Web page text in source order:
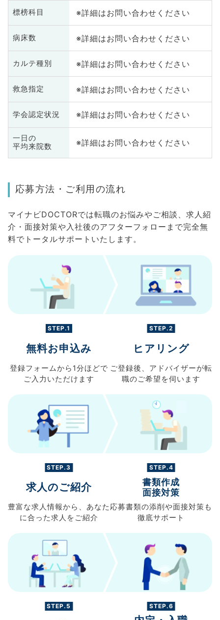
標榜科目 ※詳細はお問い合わせください
病床数 ※詳細はお問い合わせください
カルテ種別 ※詳細はお問い合わせください
救急指定 ※詳細はお問い合わせください
学会認定状況 ※詳細はお問い合わせください
一日の
平均来院数
※詳細はお問い合わせください
応募方法・ご利用の流れ
マイナビDOCTORでは転職のお悩みやご相談、求人紹
介・面接対策や入社後のアフターフォローまで完全無
料でトータルサポートいたします。
STEP.1
無料お申込み
登録フォームから 1分ほどで
ご入力 いただけます
STEP.2
ヒアリング
ご登録後、 アドバイザーが転
職のご希望を伺います
STEP.3
求人のご紹介
豊富な求人情報から、 あなた
に合った求人を ご紹介
STEP.4
書類作成
面接対策
応募書類の添削や面接対策も
徹底サポート
STEP.5 STEP.6